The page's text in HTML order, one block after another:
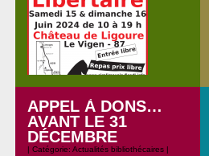
La BAM sera en Haute-Vienne les
15 et 16 juin, mais la bibliothèque
APPEL À DONS…
AVANT LE 31
DÉCEMBRE
| Catégorie: Actualités bibliothécaires |